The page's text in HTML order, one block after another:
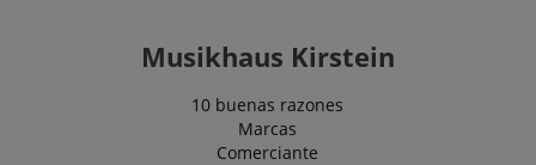
Musikhaus Kirstein
10 buenas razones
Marcas
Comerciante